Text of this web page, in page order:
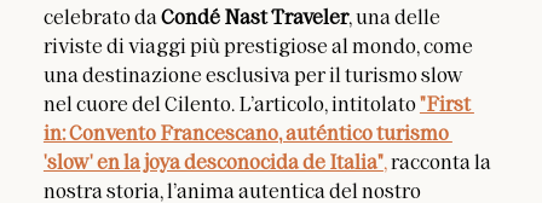
celebrato da Condé Nast Traveler, una delle
riviste di viaggi più prestigiose al mondo, come
una destinazione esclusiva per il turismo slow
nel cuore del Cilento. L’articolo, intitolato "First
in: Convento Francescano, auténtico turismo
'slow' en la joya desconocida de Italia", racconta la
nostra storia, l’anima autentica del nostro